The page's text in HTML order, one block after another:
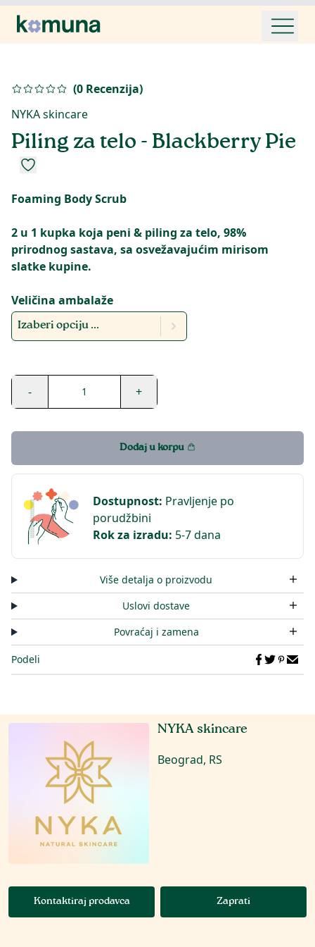
(0 Recenzija)
NYKA skincare
Piling za telo - Blackberry Pie
Foaming Body Scrub
2 u 1 kupka koja peni & piling za telo, 98%
prirodnog sastava, sa osvežavajućim mirisom
slatke kupine.
Veličina ambalaže
Izaberi opciju ...
- 1 +
Dodaj u korpu
Dostupnost: Pravljenje po
porudžbini
Rok za izradu: 5-7 dana
Više detalja o proizvodu
Uslovi dostave
Povraćaj i zamena
Podeli
NYKA skincare
Beograd, RS
Kontaktiraj prodavca Zaprati